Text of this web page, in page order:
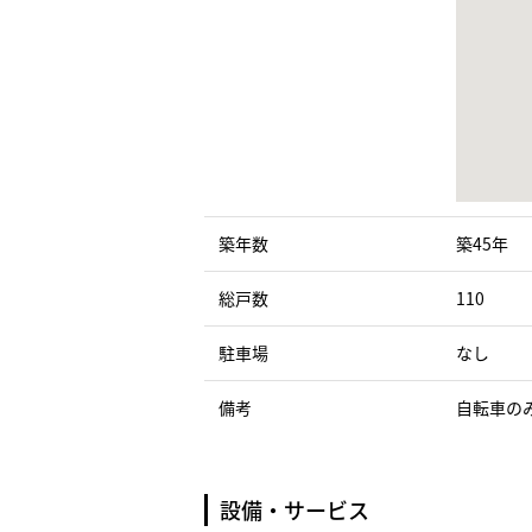
築年数 築45年
総戸数 110
駐車場 なし
備考 自転車の
設備・サービス